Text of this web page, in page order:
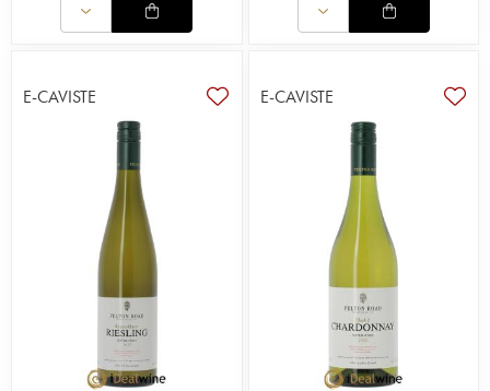
E-CAVISTE E-CAVISTE